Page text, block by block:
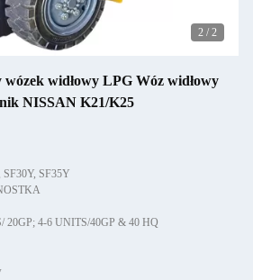
2 / 2
widłowy LPG Wóz widłowy
NISSAN K21/K25
SF30Y, SF35Y
20GP; 4-6 UNITS/40GP & 40 HQ